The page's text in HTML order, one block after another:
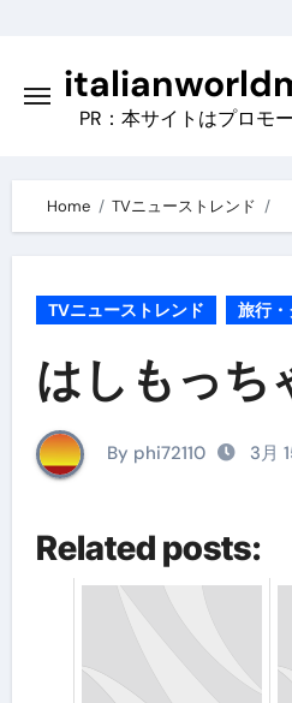
content
PR：本サイトはプロモ
Home TVニューストレンド
TVニューストレンド 旅行・
はしもっち
By phi72110 3月
Related posts: